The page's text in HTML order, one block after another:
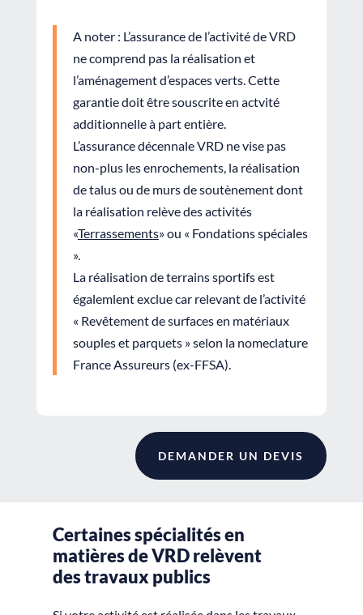
A noter : L’assurance de l’activité de VRD
ne comprend pas la réalisation et
l’aménagement d’espaces verts. Cette
garantie doit être souscrite en actvité
additionnelle à part entière.
L’assurance décennale VRD ne vise pas
non-plus les enrochements, la réalisation
de talus ou de murs de soutènement dont
la réalisation relève des activités
«Terrassements» ou « Fondations spéciales
».
La réalisation de terrains sportifs est
égalemlent exclue car relevant de l’activité
« Revêtement de surfaces en matériaux
souples et parquets » selon la nomeclature
France Assureurs (ex-FFSA).
DEMANDER UN DEVIS
Certaines spécialités en
matières de VRD relèvent
des travaux publics